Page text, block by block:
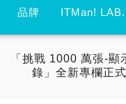
品牌 ITMan! LAB.
「挑戰 1000 萬張-顯
錄」全新專欄正式